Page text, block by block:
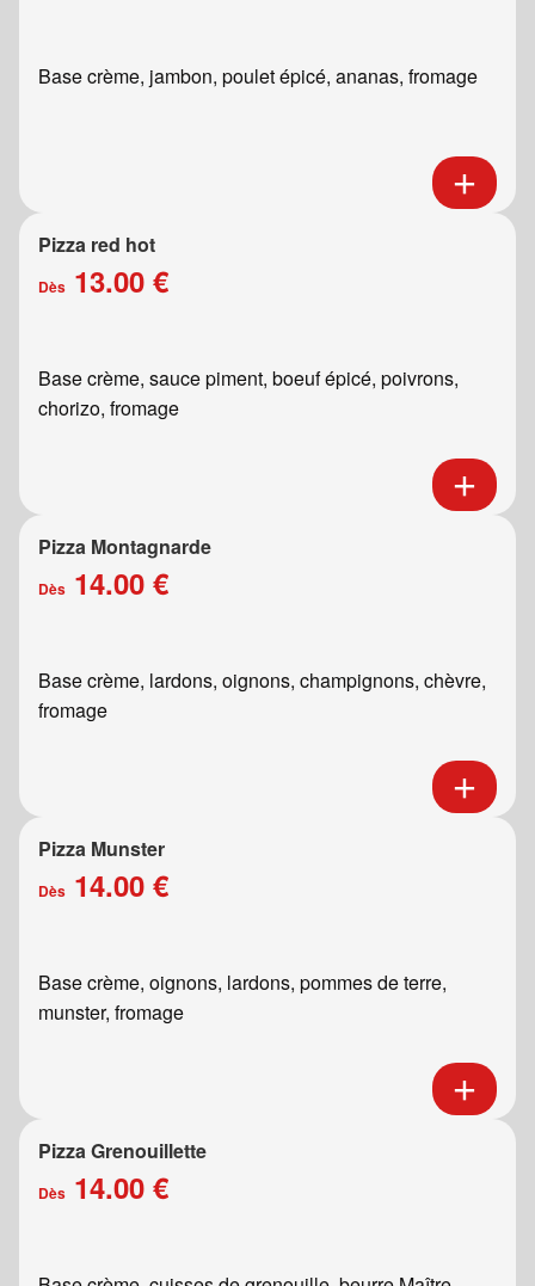
Base crème, jambon, poulet épicé, ananas, fromage
Pizza red hot
Dès 13.00 €
Base crème, sauce piment, boeuf épicé, poivrons,
chorizo, fromage
Pizza Montagnarde
Dès 14.00 €
Base crème, lardons, oignons, champignons, chèvre,
fromage
Pizza Munster
Dès 14.00 €
Base crème, oignons, lardons, pommes de terre,
munster, fromage
Pizza Grenouillette
Dès 14.00 €